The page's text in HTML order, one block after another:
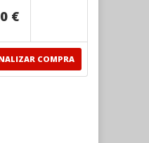
COMPRA
€